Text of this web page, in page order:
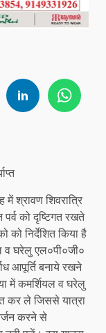
श्रावण शिवरात्रि
को दृष्टिगत रखते
को निर्देशित किया है
व घरेलु एल०पी०जी०
आपूर्ति बनाये रखने
में कमर्शियल व घरेलु
कर ले जिससे यात्रा
करने से